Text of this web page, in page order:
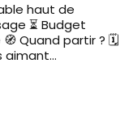
haut de
⏳ Budget
Quand partir ? 🗓️
aimant…